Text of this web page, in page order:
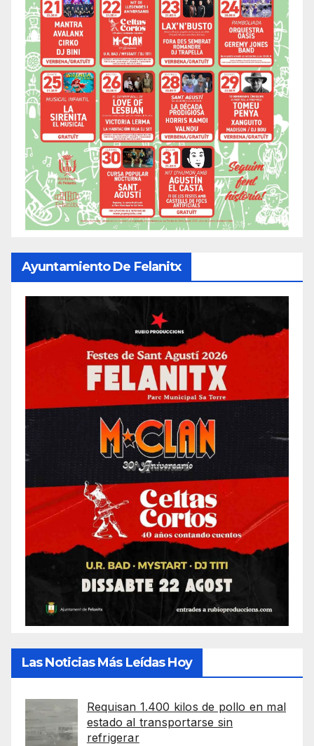
Ayuntamiento De Felanitx
Las Noticias Más Leídas Hoy
Requisan 1.400 kilos de pollo en mal
estado al transportarse sin
refrigerar